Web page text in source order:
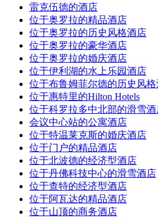
雷克伍德的酒店
位于奥罗拉的精品酒店
位于奥罗拉的历史风格酒店
位于奥罗拉的豪华酒店
位于奥罗拉的婚庆酒店
位于伊利湖的水上乐园酒店
位于布鲁姆菲尔德的历史风
位于惠特里的Hilton Hotels
位于科罗拉多中北部的滑雪酒
会议中心站的公寓酒店
位于特温莱克斯的婚庆酒店
位于门户的精品酒店
位于北波德的经济型酒店
位于丹佛科技中心的滑雪酒店
位于查特的经济型酒店
位于阿瓦达的精品酒店
位于山顶的商务酒店